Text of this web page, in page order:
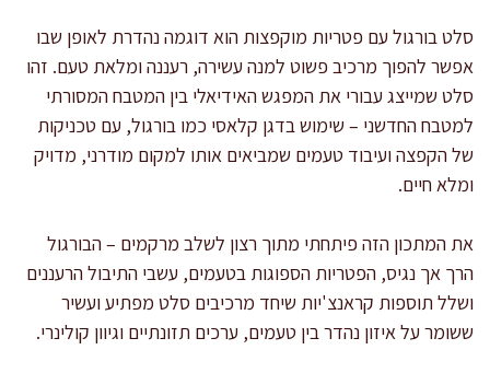
סלט בורגול עם פטריות מוקפצות הוא דוגמה נהדרת לאופן שבו
אפשר להפוך מרכיב פשוט למנה עשירה, רעננה ומלאת טעם. זהו
סלט שמייצג עבורי את המפגש האידיאלי בין המטבח המסורתי
למטבח החדשני – שימוש בדגן קלאסי כמו בורגול, עם טכניקות
של הקפצה ועיבוד טעמים שמביאים אותו למקום מודרני, מדויק
ומלא חיים.
את המתכון הזה פיתחתי מתוך רצון לשלב מרקמים – הבורגול
הרך אך נגיס, הפטריות הספוגות בטעמים, עשבי התיבול הרעננים
ושלל תוספות קראנצ'יות שיחד מרכיבים סלט מפתיע ועשיר
ששומר על איזון נהדר בין טעמים, ערכים תזונתיים וגיוון קולינרי.